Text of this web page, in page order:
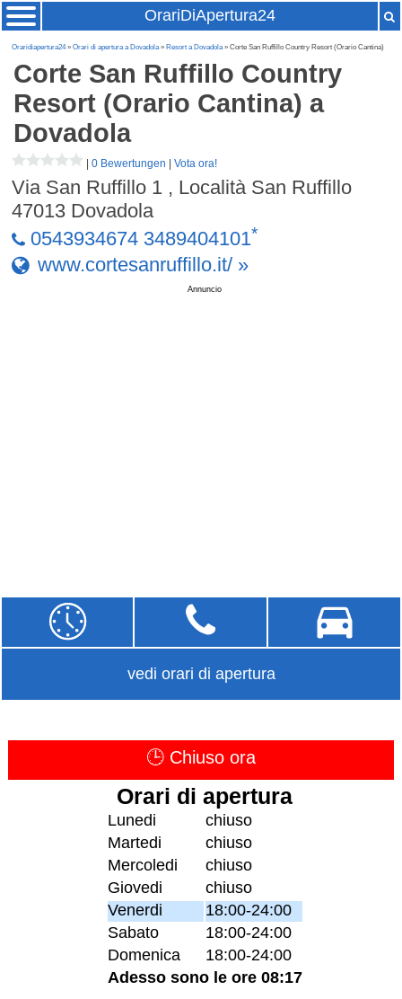
OrariDiApertura24
Oraridiapertura24»Orari di apertura a Dovadola» Resort a Dovadola» Corte San Ruffillo Country Resort (Orario Cantina)
Corte San Ruffillo Country
Resort (Orario Cantina) a
Dovadola
|0 Bewertungen |Vota ora!
Via San Ruffillo 1 , Località San Ruffillo
47013 Dovadola
0543934674 3489404101*
www.cortesanruffillo.it/ »
Annuncio
vedi orari di apertura
🕒 Chiuso ora
Orari di apertura
Lunedi
chiuso
Martedi
chiuso
Mercoledi
chiuso
Giovedi
chiuso
Venerdi
18:00-24:00
Sabato
18:00-24:00
Domenica
18:00-24:00
Adesso sono le ore 08:17